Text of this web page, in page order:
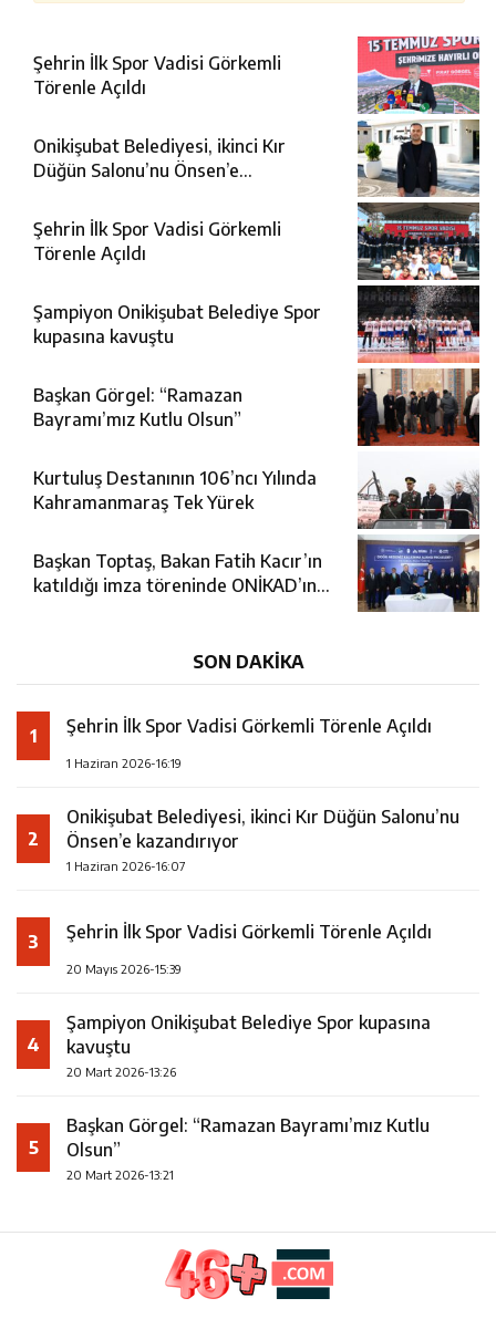
Şehrin İlk Spor Vadisi Görkemli
Törenle Açıldı
Onikişubat Belediyesi, ikinci Kır
Düğün Salonu’nu Önsen’e
Şehrin İlk Spor Vadisi Görkemli
Törenle Açıldı
Şampiyon Onikişubat Belediye Spor
kupasına kavuştu
Başkan Görgel: “Ramazan
Bayramı’mız Kutlu Olsun”
Kurtuluş Destanının 106’ncı Yılında
Kahramanmaraş Tek Yürek
Başkan Toptaş, Bakan Fatih Kacır’ın
katıldığı imza töreninde ONİKAD’ın
SON DAKİKA
1 Şehrin İlk Spor Vadisi Görkemli Törenle Açıldı
1 Haziran 2026-16:19
2
Onikişubat Belediyesi, ikinci Kır Düğün Salonu’nu
Önsen’e kazandırıyor
1 Haziran 2026-16:07
3 Şehrin İlk Spor Vadisi Görkemli Törenle Açıldı
20 Mayıs 2026-15:39
4
Şampiyon Onikişubat Belediye Spor kupasına
kavuştu
20 Mart 2026-13:26
5
Başkan Görgel: “Ramazan Bayramı’mız Kutlu
Olsun”
20 Mart 2026-13:21